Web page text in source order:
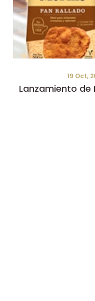
19 Oct,
Lanzamiento de